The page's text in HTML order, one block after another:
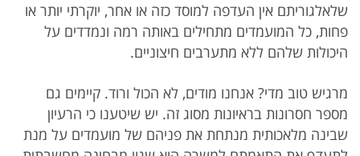
שלאלגוריתם אין העדפה למוסד כזה או אחר, יוקרתי יותר או
פחות, כל המועמדים מתחילים באותה רמה ונמדדים על
היכולות שלהם ללא מתערבים חיצוניים.
מרגיש טוב מדי? אנחנו מודים, לא הכול ורוד. קיימים גם
מספר חסרונות בראיונות מסוג זה. יש שיטענו כי הרעיון
שבינה מלאכותית מנתחת את פניהם של מועמדים על מנת